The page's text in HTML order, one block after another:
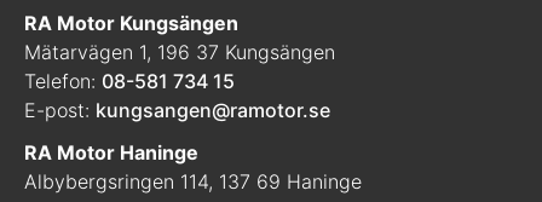
RA Motor Kungsängen
Mätarvägen 1, 196 37 Kungsängen
Telefon: 08-581 734 15
E-post: kungsangen@ramotor.se
RA Motor Haninge
Albybergsringen 114, 137 69 Haninge